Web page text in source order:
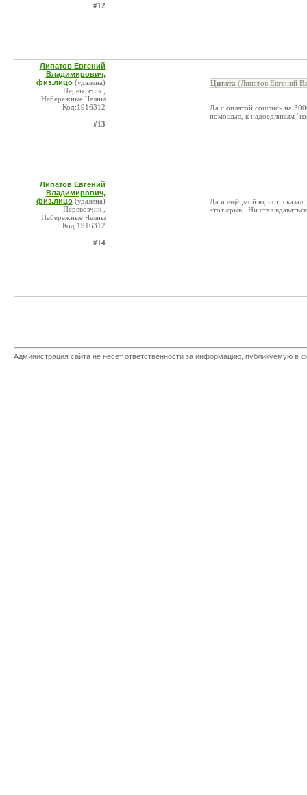
#12
Липатов Евгений
Владимирович,
физ.лицо (удалена)
Перевозчик ,
Набережные Челны
Код:1916312
#13
Цитата (Липатов Евгений
Да с оплатой сошлись на
помощью, к надоедливым
Липатов Евгений
Владимирович,
физ.лицо (удалена)
Перевозчик ,
Набережные Челны
Код:1916312
#14
Да и ещё ,мой юрист ,сказал
этот срыв . Ни стал
Администрация сайта не несет ответственности за информацию, публикуемую